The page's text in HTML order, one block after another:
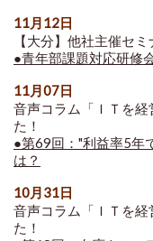
11月12日
【大分】他社主催セ
●青年部課題対応研修
11月07日
音声コラム「ＩＴを
た！
●第69回："利益率5年
は？
10月31日
音声コラム「ＩＴを
た！